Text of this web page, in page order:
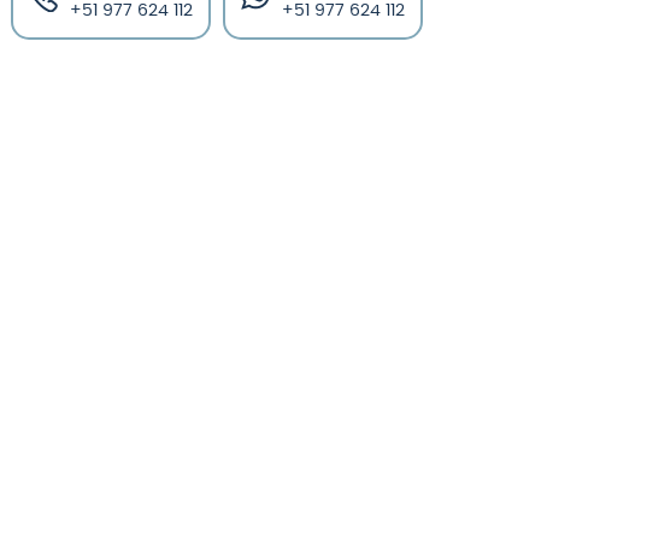
+51 977 624 112 +51 977 624 112